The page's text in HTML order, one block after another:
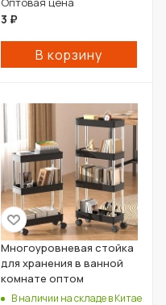
3 ₽
В корзину
Многоуровневая стойка
для хранения в ванной
комнате оптом
В наличии на складе в Китае